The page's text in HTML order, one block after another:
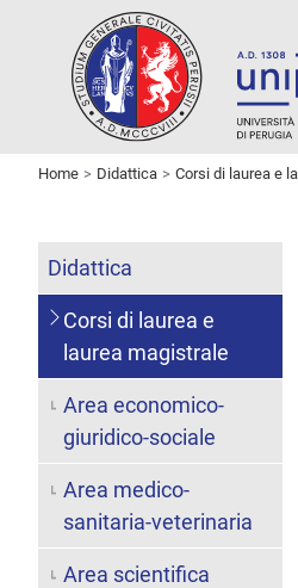
Home Didattica Corsi di laurea e
Didattica
Corsi di laurea e
laurea magistrale
Area economico-
giuridico-sociale
Area medico-
sanitaria-veterinaria
Area scientifica